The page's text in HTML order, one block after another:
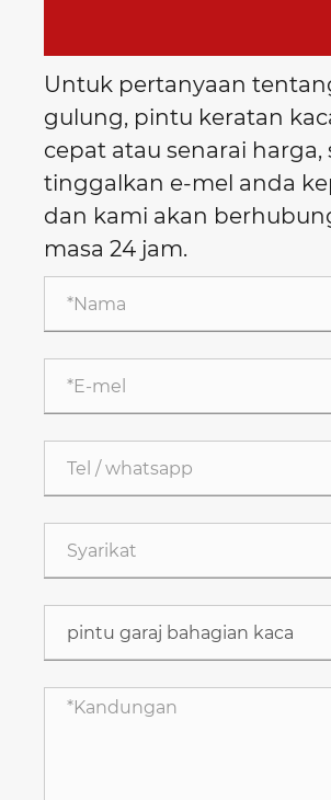
Untuk pertanyaan
gulung, pintu keratan
cepat atau senarai harga,
tinggalkan e-mel anda
dan kami akan
masa 24 jam.